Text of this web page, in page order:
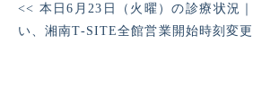
<< 本日6月23日（火曜）の診療状況
い、湘南T-SITE全館営業開始時刻変